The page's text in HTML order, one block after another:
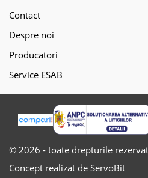
Contact
Despre noi
Producatori
Service ESAB
© 2026 - toate drepturile
Concept realizat de ServoBit